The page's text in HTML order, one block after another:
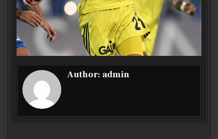
Author: admin